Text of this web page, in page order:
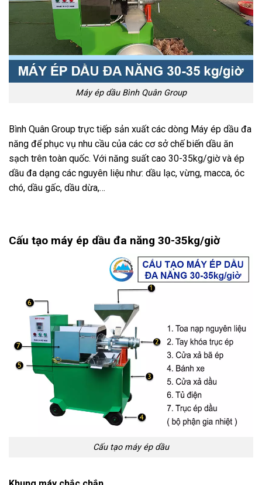
Máy ép dầu Bình Quân Group
Bình Quân Group trực tiếp sản xuất các dòng Máy ép dầu đa
năng để phục vụ nhu cầu của các cơ sở chế biến dầu ăn
sạch trên toàn quốc. Với năng suất cao 30-35kg/giờ và ép
dầu đa dạng các nguyên liệu như: dầu lạc, vừng, macca, óc
chó, dầu gấc, dầu dừa,…
Cấu tạo máy ép dầu đa năng 30-35kg/giờ
Cấu tạo máy ép dầu